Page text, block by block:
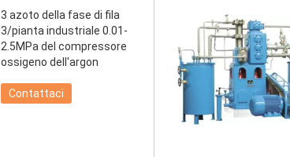
3 azoto della fase di fila
3/pianta industriale 0.01-
2.5MPa del compressore
ossigeno dell'argon
Contattaci